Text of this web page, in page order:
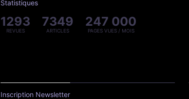
Statistiques
1293
REVUES
7349
ARTICLES
247 000
PAGES VUES / MOIS
Inscription Newsletter